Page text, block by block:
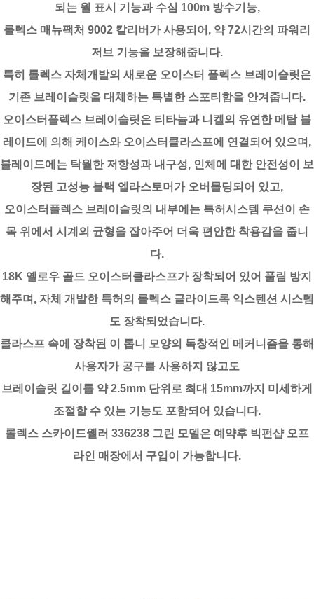
되는 월 표시 기능과 수심 100m 방수기능,
롤렉스 매뉴팩처 9002 칼리버가 사용되어, 약 72시간의 파워리
저브 기능을 보장해줍니다.
특히 롤렉스 자체개발의 새로운 오이스터 플렉스 브레이슬릿은
기존 브레이슬릿을 대체하는 특별한 스포티함을 안겨줍니다.
오이스터플렉스 브레이슬릿은 티타늄과 니켈의 유연한 메탈 블
레이드에 의해 케이스와 오이스터클라스프에 연결되어 있으며,
블레이드에는 탁월한 저항성과 내구성, 인체에 대한 안전성이 보
장된 고성능 블랙 엘라스토머가 오버몰딩되어 있고,
오이스터플렉스 브레이슬릿의 내부에는 특허시스템 쿠션이 손
목 위에서 시계의 균형을 잡아주어 더욱 편안한 착용감을 줍니
다.
18K 옐로우 골드 오이스터클라스프가 장착되어 있어 풀림 방지
해주며, 자체 개발한 특허의 롤렉스 글라이드록 익스텐션 시스템
도 장착되었습니다.
클라스프 속에 장착된 이 톱니 모양의 독창적인 메커니즘을 통해
사용자가 공구를 사용하지 않고도
브레이슬릿 길이를 약 2.5mm 단위로 최대 15mm까지 미세하게
조절할 수 있는 기능도 포함되어 있습니다.
롤렉스 스카이드웰러 336238 그린 모델은 예약후 빅펀샵 오프
라인 매장에서 구입이 가능합니다.